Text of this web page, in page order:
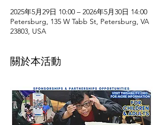
2025年5月29日 10:00 – 2026年5月30日 14:00
Petersburg, 135 W Tabb St, Petersburg, VA
23803, USA
關於本活動